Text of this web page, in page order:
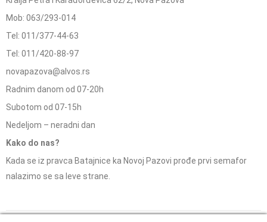
Mob: 063/293-014
Tel: 011/377-44-63
Tel: 011/420-88-97
novapazova@alvos.rs
Radnim danom od 07-20h
Subotom od 07-15h
Nedeljom – neradni dan
Kako do nas?
Kada se iz pravca Batajnice ka Novoj Pazovi prođe prvi semafor
nalazimo se sa leve strane.